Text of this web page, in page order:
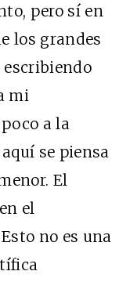
pero sí en
los grandes
escribiendo
mi
a la
se piensa
El
el
no es una